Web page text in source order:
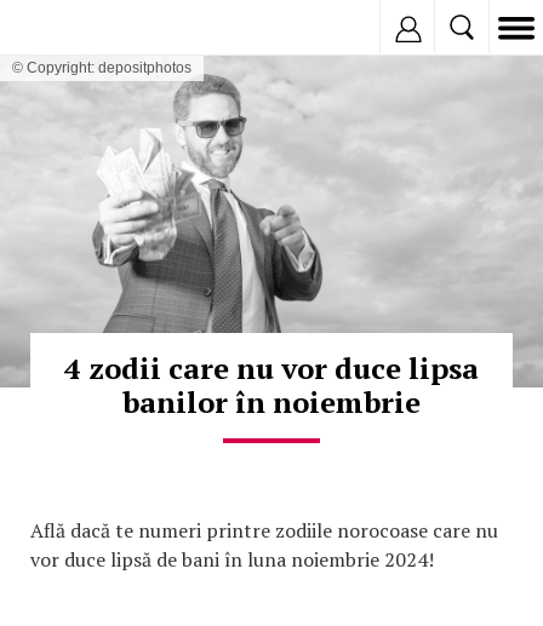
© Copyright: depositphotos
4 zodii care nu vor duce lipsa
banilor în noiembrie
Află dacă te numeri printre zodiile norocoase care nu
vor duce lipsă de bani în luna noiembrie 2024!